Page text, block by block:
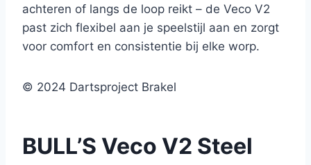
achteren of langs de loop reikt – de Veco V2
past zich flexibel aan je speelstijl aan en zorgt
voor comfort en consistentie bij elke worp.
© 2024 Dartsproject Brakel
BULL’S Veco V2 Steel